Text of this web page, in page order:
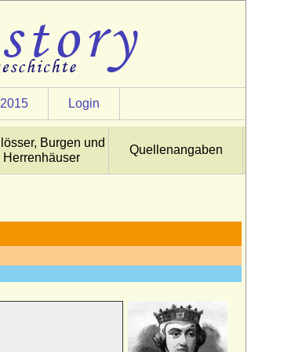
Login
Burgen und
Herrenhäuser
Quellenangaben